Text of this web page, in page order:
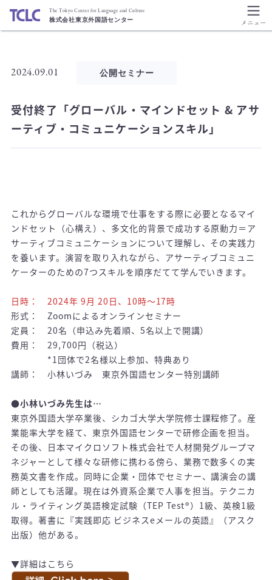
The Tokyo Center for Language and Culture
株式会社東京外国語センター
2024.09.01 公開セミナー
受付終了「グローバル・マインドセット & アサ
ーティブ・コミュニケーションスキル」
これからグローバルな環境で仕事をする際に必要となるマイ
ンドセット（心構え）、多文化的背景で成功する原動力＝ア
サーティブコミュニケーションについて理解し、その実践力
を養います。演習を取り入れながら、アサーティブコミュニ
ケーターのための7つスキルを順序だてて学んでいきます。
日時： 2024年 9月 20日、10時～17時
形式： Zoomによるオンラインセミナー
定員： 20名（申込み先着順、5名以上で開講）
費用： 29,700円（税込）
*1団体で2名様以上参加、特典あり
講師： 小林いづみ 東京外国語センター特別講師
●小林いづみ先生は…
東京外国語大学卒業後、シカゴ大学大学院修士課程修了。産
業能率大学を経て、東京外国語センターで研修企画を担当。
その後、日本マイクロソフト株式会社で人材開発グループマ
ネジャーとして様々な研修に携わる傍ら、業務で数多くの実
務英文書を作成。同時に企業・団体でセミナー、講演会の講
師としても活躍。現在は外資系企業で人事を担当。テクニカ
ル・ライティング英語検定試験（TEP Test®）1級、英検1級
取得。著書に『実践即応 ビジネスeメールの英語』（アスク
出版）他がある。
▼詳細はこちら